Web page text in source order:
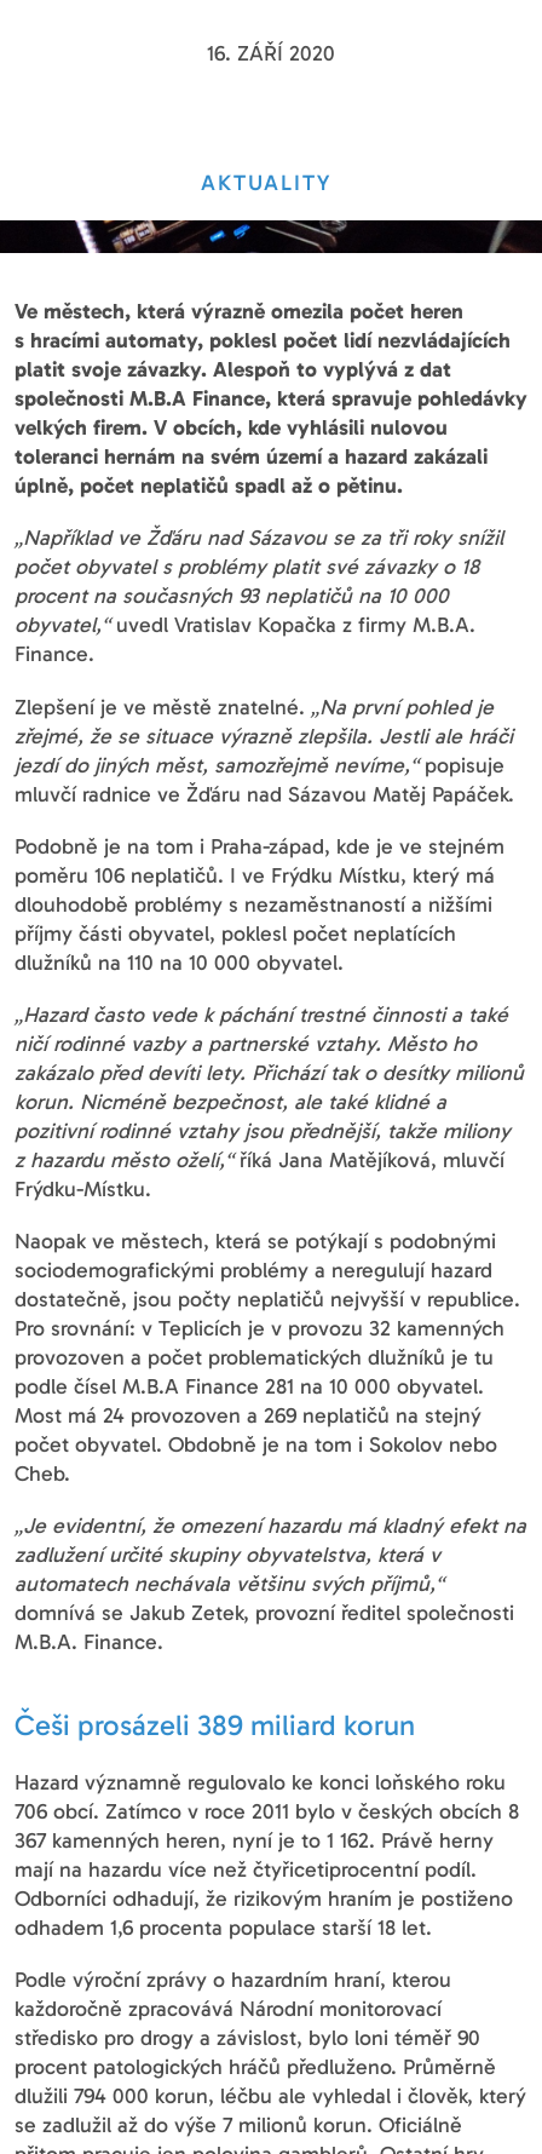
16. ZÁŘÍ 2020
AKTUALITY
Ve městech, která výrazně omezila počet heren
s hracími automaty, poklesl počet lidí nezvládajících
platit svoje závazky. Alespoň to vyplývá z dat
společnosti M.B.A Finance, která spravuje pohledávky
velkých firem. V obcích, kde vyhlásili nulovou
toleranci hernám na svém území a hazard zakázali
úplně, počet neplatičů spadl až o pětinu.
„Například ve Žďáru nad Sázavou se za tři roky snížil
počet obyvatel s problémy platit své závazky o 18
procent na současných 93 neplatičů na 10 000
obyvatel,“uvedl Vratislav Kopačka z firmy M.B.A.
Finance.
Zlepšení je ve městě znatelné. „Na první pohled je
zřejmé, že se situace výrazně zlepšila. Jestli ale hráči
jezdí do jiných měst, samozřejmě nevíme,“popisuje
mluvčí radnice ve Žďáru nad Sázavou Matěj Papáček.
Podobně je na tom i Praha-západ, kde je ve stejném
poměru 106 neplatičů. I ve Frýdku Místku, který má
dlouhodobě problémy s nezaměstnaností a nižšími
příjmy části obyvatel, poklesl počet neplatících
dlužníků na 110 na 10 000 obyvatel.
„Hazard často vede k páchání trestné činnosti a také
ničí rodinné vazby a partnerské vztahy. Město ho
zakázalo před devíti lety. Přichází tak o desítky milionů
korun. Nicméně bezpečnost, ale také klidné a
pozitivní rodinné vztahy jsou přednější, takže miliony
z hazardu město oželí,“říká Jana Matějíková, mluvčí
Frýdku-Místku.
Naopak ve městech, která se potýkají s podobnými
sociodemografickými problémy a neregulují hazard
dostatečně, jsou počty neplatičů nejvyšší v republice.
Pro srovnání: v Teplicích je v provozu 32 kamenných
provozoven a počet problematických dlužníků je tu
podle čísel M.B.A Finance 281 na 10 000 obyvatel.
Most má 24 provozoven a 269 neplatičů na stejný
počet obyvatel. Obdobně je na tom i Sokolov nebo
Cheb.
„Je evidentní, že omezení hazardu má kladný efekt na
zadlužení určité skupiny obyvatelstva, která v
automatech nechávala většinu svých příjmů,“
domnívá se Jakub Zetek, provozní ředitel společnosti
M.B.A. Finance.
Češi prosázeli 389 miliard korun
Hazard významně regulovalo ke konci loňského roku
706 obcí. Zatímco v roce 2011 bylo v českých obcích 8
367 kamenných heren, nyní je to 1 162. Právě herny
mají na hazardu více než čtyřicetiprocentní podíl.
Odborníci odhadují, že rizikovým hraním je postiženo
odhadem 1,6 procenta populace starší 18 let.
Podle výroční zprávy o hazardním hraní, kterou
každoročně zpracovává Národní monitorovací
středisko pro drogy a závislost, bylo loni téměř 90
procent patologických hráčů předluženo. Průměrně
dlužili 794 000 korun, léčbu ale vyhledal i člověk, který
se zadlužil až do výše 7 milionů korun. Oficiálně